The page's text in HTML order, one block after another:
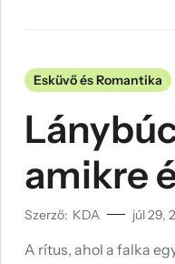
Esküvő és Romantika
amikre
Szerző: KDA júl 29,
A rítus, ahol a falka